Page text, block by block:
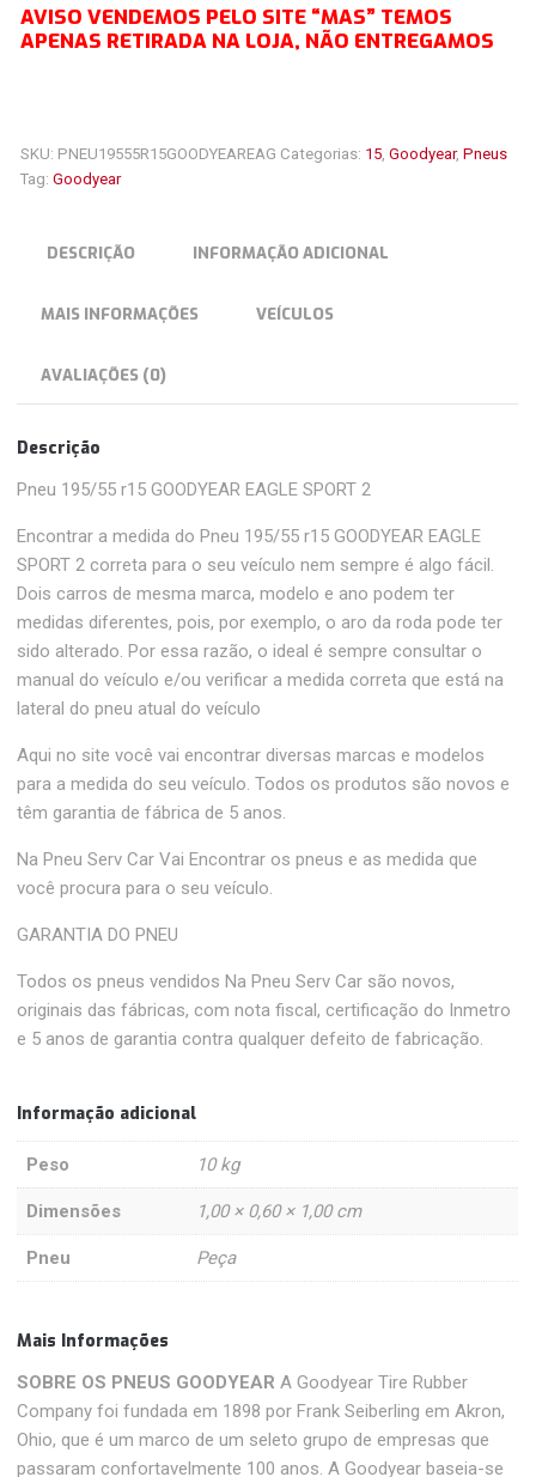
AVISO VENDEMOS PELO SITE “MAS” TEMOS
APENAS RETIRADA NA LOJA, NÃO ENTREGAMOS
SKU: PNEU19555R15GOODYEAREAG Categorias: 15, Goodyear, Pneus
Tag: Goodyear
DESCRIÇÃO INFORMAÇÃO ADICIONAL
MAIS INFORMAÇÕES VEÍCULOS
AVALIAÇÕES (0)
Descrição
Pneu 195/55 r15 GOODYEAR EAGLE SPORT 2
Encontrar a medida do Pneu 195/55 r15 GOODYEAR EAGLE
SPORT 2 correta para o seu veículo nem sempre é algo fácil.
Dois carros de mesma marca, modelo e ano podem ter
medidas diferentes, pois, por exemplo, o aro da roda pode ter
sido alterado. Por essa razão, o ideal é sempre consultar o
manual do veículo e/ou verificar a medida correta que está na
lateral do pneu atual do veículo
Aqui no site você vai encontrar diversas marcas e modelos
para a medida do seu veículo. Todos os produtos são novos e
têm garantia de fábrica de 5 anos.
Na Pneu Serv Car Vai Encontrar os pneus e as medida que
você procura para o seu veículo.
GARANTIA DO PNEU
Todos os pneus vendidos Na Pneu Serv Car são novos,
originais das fábricas, com nota fiscal, certificação do Inmetro
e 5 anos de garantia contra qualquer defeito de fabricação.
Informação adicional
Peso 10 kg
Dimensões 1,00 × 0,60 × 1,00 cm
Pneu Peça
Mais Informações
SOBRE OS PNEUS GOODYEAR A Goodyear Tire Rubber
Company foi fundada em 1898 por Frank Seiberling em Akron,
Ohio, que é um marco de um seleto grupo de empresas que
passaram confortavelmente 100 anos. A Goodyear baseia-se